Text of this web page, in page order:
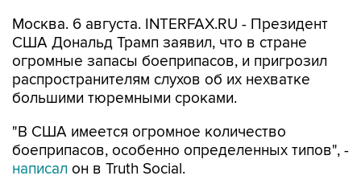
Москва. 6 августа. INTERFAX.RU - Президент
США Дональд Трамп заявил, что в стране
огромные запасы боеприпасов, и пригрозил
распространителям слухов об их нехватке
большими тюремными сроками.
"В США имеется огромное количество
боеприпасов, особенно определенных типов", -
написал он в Truth Social.